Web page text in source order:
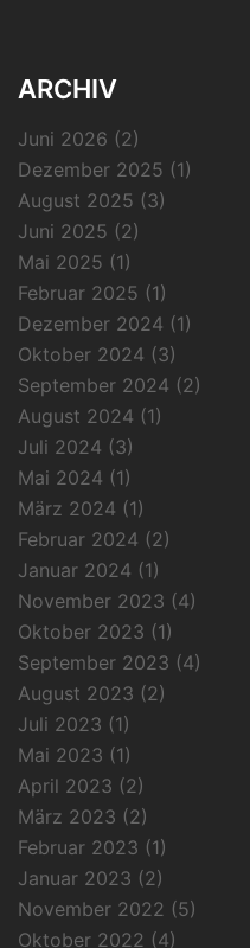
ARCHIV
Juni 2026 (2)
Dezember 2025 (1)
August 2025 (3)
Juni 2025 (2)
Mai 2025 (1)
Februar 2025 (1)
Dezember 2024 (1)
Oktober 2024 (3)
September 2024 (2)
August 2024 (1)
Juli 2024 (3)
Mai 2024 (1)
März 2024 (1)
Februar 2024 (2)
Januar 2024 (1)
November 2023 (4)
Oktober 2023 (1)
September 2023 (4)
August 2023 (2)
Juli 2023 (1)
Mai 2023 (1)
April 2023 (2)
März 2023 (2)
Februar 2023 (1)
Januar 2023 (2)
November 2022 (5)
Oktober 2022 (4)